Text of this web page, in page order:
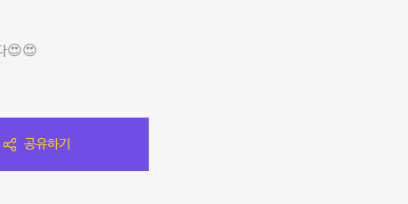
😍😍
공유하기